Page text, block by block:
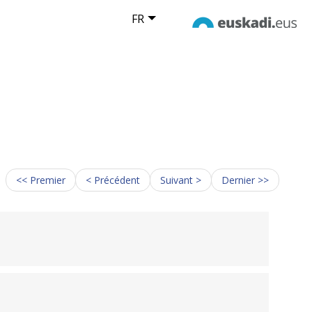
FR
<< Premier < Précédent Suivant > Dernier >>